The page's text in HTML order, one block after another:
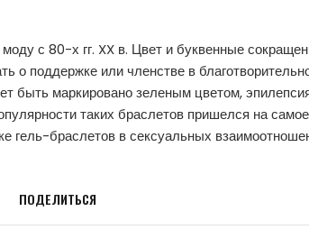
с 80-х гг. XX в. Цвет и буквенные
поддержке или членстве в
быть маркировано зеленым цветом,
таких браслетов пришелся на
гель-браслетов в сексуальных
ПОДЕЛИТЬСЯ